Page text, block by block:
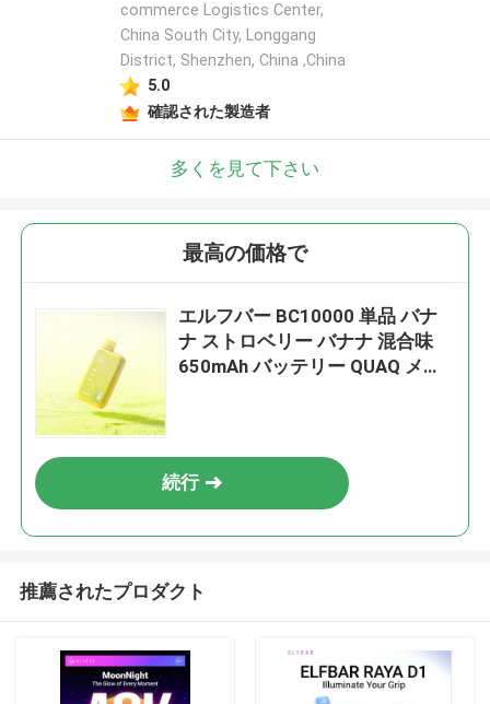
commerce Logistics Center,
China South City, Longgang
District, Shenzhen, China ,China
5.0
確認された製造者
多くを見て下さい
最高の価格で
エルフバー BC10000 単品 バナ
ナ ストロベリー バナナ 混合味
650mAh バッテリー QUAQ メッ
続行
推薦されたプロダクト